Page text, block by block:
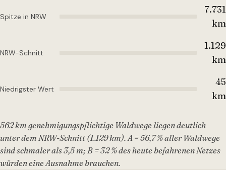
Spitze in NRW
7.731
km
NRW-Schnitt
1.129
km
Niedrigster Wert
45
km
562 km genehmigungspflichtige Waldwege liegen deutlich
unter dem NRW-Schnitt (1.129 km). A = 56,7 % aller Waldwege
sind schmaler als 3,5 m; B = 32 % des heute befahrenen Netzes
würden eine Ausnahme brauchen.